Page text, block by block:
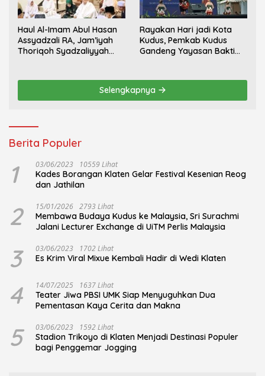
Haul Al-Imam Abul Hasan
Assyadzali RA, Jam’iyah
Thoriqoh Syadzaliyyah
Rayakan Hari jadi Kota
Kudus, Pemkab Kudus
Gandeng Yayasan Bakti
Selengkapnya
Berita Populer
1 03/06/2023 10559 Lihat
Kades Borangan Klaten Gelar Festival Kesenian Reog
dan Jathilan
2 15/01/2026 2793 Lihat
Membawa Budaya Kudus ke Malaysia, Sri Surachmi
Jalani Lecturer Exchange di UiTM Perlis Malaysia
3 03/06/2023 1702 Lihat
Es Krim Viral Mixue Kembali Hadir di Wedi Klaten
4 14/07/2025 1637 Lihat
Teater Jiwa PBSI UMK Siap Menyuguhkan Dua
Pementasan Kaya Cerita dan Makna
5 03/06/2023 1592 Lihat
Stadion Trikoyo di Klaten Menjadi Destinasi Populer
bagi Penggemar Jogging